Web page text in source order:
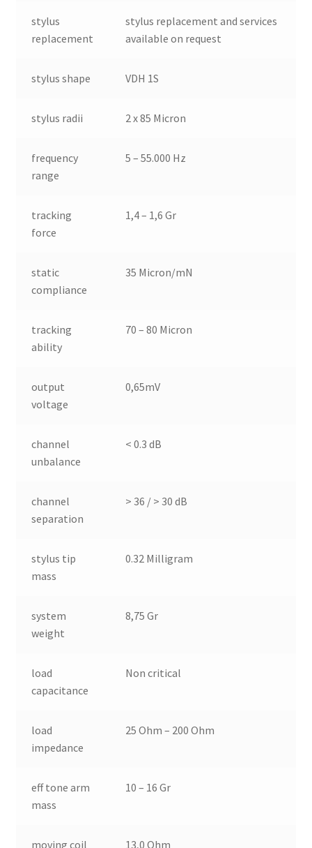
stylus
replacement
stylus replacement and services
available on request
stylus shape VDH 1S
stylus radii 2 x 85 Micron
frequency
range
5 – 55.000 Hz
tracking
force
1,4 – 1,6 Gr
static
compliance
35 Micron/mN
tracking
ability
70 – 80 Micron
output
voltage
0,65mV
channel
unbalance
< 0.3 dB
channel
separation
> 36 / > 30 dB
stylus tip
mass
0.32 Milligram
system
weight
8,75 Gr
load
capacitance
Non critical
load
impedance
25 Ohm – 200 Ohm
eff tone arm
mass
10 – 16 Gr
moving coil 13,0 Ohm